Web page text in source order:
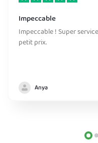
Impeccable
Impeccable ! Super
petit prix.
Anya